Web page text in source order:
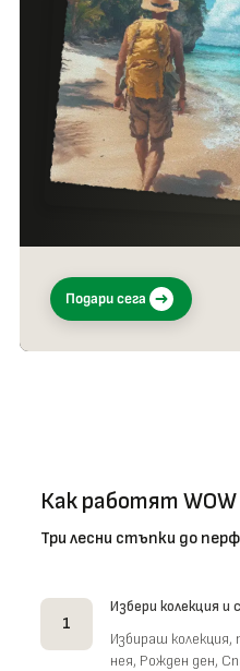
Подари сега
Как работят
Три лесни стъпки до
1
Избери колекция и
Избираш колекция,
нея, Рожден ден,